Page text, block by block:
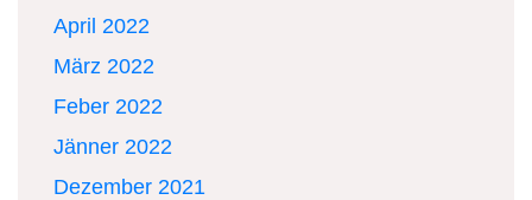
April 2022
März 2022
Feber 2022
Jänner 2022
Dezember 2021